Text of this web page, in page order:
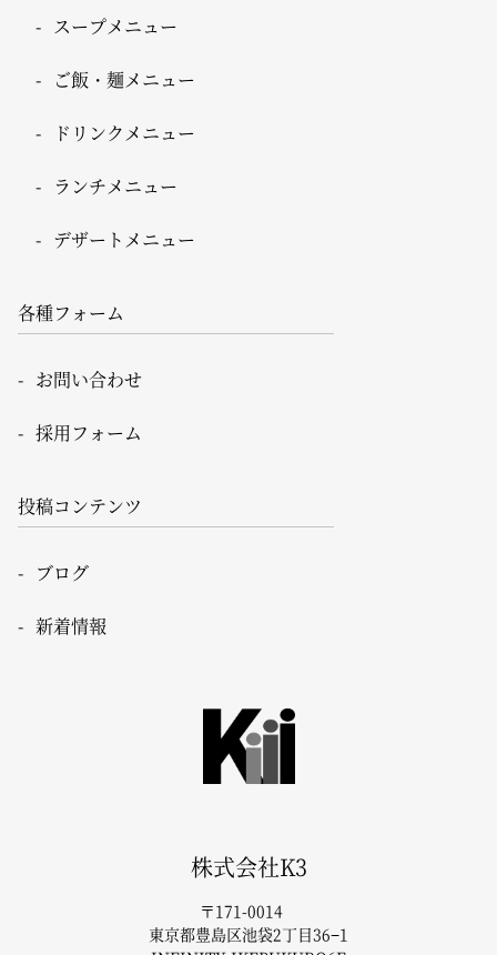
スープメニュー
ご飯・麺メニュー
ドリンクメニュー
ランチメニュー
デザートメニュー
各種フォーム
お問い合わせ
採用フォーム
投稿コンテンツ
ブログ
新着情報
株式会社K3
〒171-0014
東京都豊島区池袋2丁目36−1